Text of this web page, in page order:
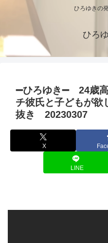
ひろゆきの
ひろ
➖ひろゆき➖ 24歳
チ彼氏と子どもが
抜き 20230307
X
LINE